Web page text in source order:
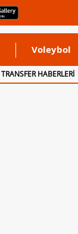
Voleybol
TRANSFER HABERLERİ